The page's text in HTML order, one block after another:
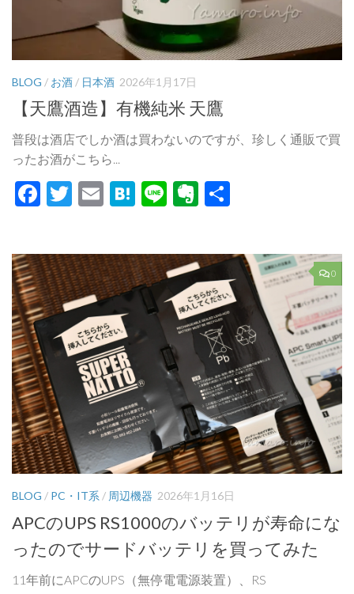
BLOG / お酒 / 日本酒 2026年1月17日
【天鷹酒造】有機純米 天鷹
普段は酒店でしか酒は買わないのですが、珍しく通販で買
ったお酒がこちら...
Facebook
Twitter
EmailHatena
LineEvernote
0
BLOG / PC・IT系 / 周辺機器 2026年1月16日
APCのUPS RS1000のバッテリが寿命にな
ったのでサードバッテリを買ってみた
11年前にAPCのUPS（無停電電源装置）、RS